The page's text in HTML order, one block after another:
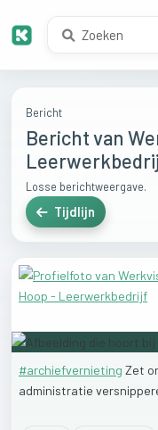
Bericht
Bericht van
Losse berichtweergave.
Tijdlijn
#archiefvernieting Zet
administratie